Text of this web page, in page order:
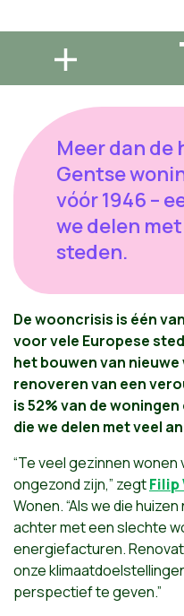
Meer dan de
Gentse
vóór 1946 –
we delen
steden.
De wooncrisis is één
voor vele Europese
het bouwen van
renoveren van een
is 52% van de
die we delen met veel
“Te veel gezinnen wonen
ongezond zijn,” zegtFilip
Wonen. “Als we die
achter met een slechte
energiefacturen.
onze
perspectief te geven.”